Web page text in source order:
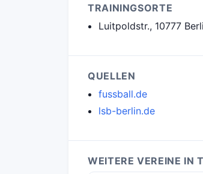
TRAININGSORTE
Luitpoldstr., 10777
QUELLEN
fussball.de
lsb-berlin.de
WEITERE VEREINE IN